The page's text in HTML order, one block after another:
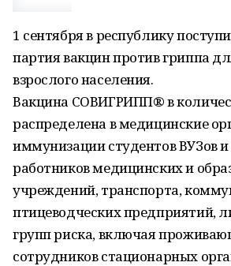
1 сентября в республику
партия вакцин против гриппа
взрослого населения.
Вакцина СОВИГРИПП®️ в
распределена в медицинские
иммунизации студентов ВУЗов и
работников медицинских и
учреждений, транспорта,
птицеводческих предприятий,
групп риска, включая
сотрудников стационарных